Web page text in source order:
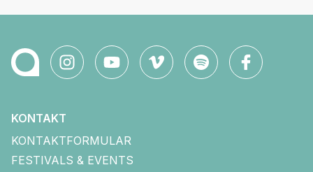
KONTAKT
KONTAKTFORMULAR
FESTIVALS & EVENTS